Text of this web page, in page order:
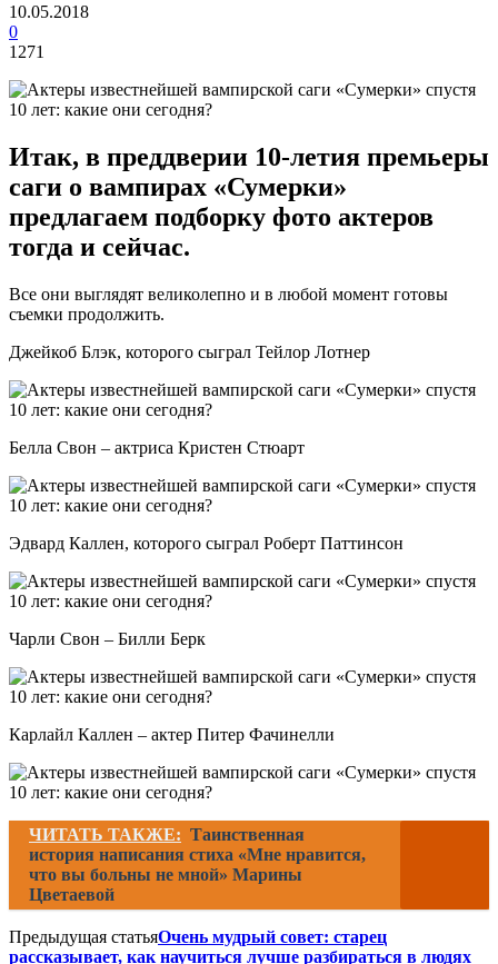
10.05.2018
0
1271
Итак, в преддверии 10-летия премьеры
саги о вампирах «Сумерки»
предлагаем подборку фото актеров
тогда и сейчас.
Все они выглядят великолепно и в любой момент готовы
съемки продолжить.
Джейкоб Блэк, которого сыграл Тейлор Лотнер
Белла Свон – актриса Кристен Стюарт
Эдвард Каллен, которого сыграл Роберт Паттинсон
Чарли Свон – Билли Берк
Карлайл Каллен – актер Питер Фачинелли
ЧИТАТЬ ТАКЖЕ: Таинственная
история написания стиха «Мне нравится,
что вы больны не мной» Марины
Цветаевой
Предыдущая статьяОчень мудрый совет: старец
рассказывает, как научиться лучше разбираться в людях